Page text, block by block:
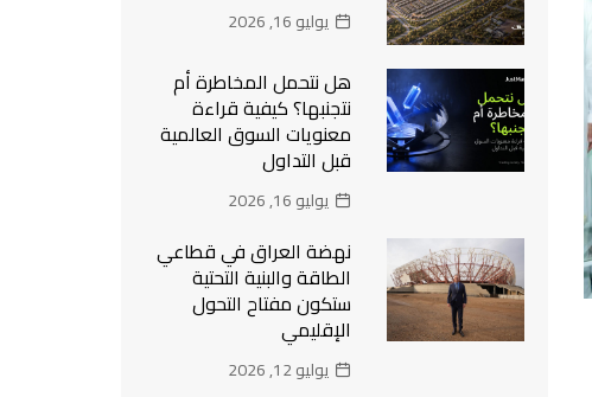
يوليو 16, 2026
هل نتحمل المخاطرة أم
نتجنبها؟ كيفية قراءة
معنويات السوق العالمية
قبل التداول
يوليو 16, 2026
نهضة العراق في قطاعي
الطاقة والبنية التحتية
ستكون مفتاح التحول
الإقليمي
يوليو 12, 2026